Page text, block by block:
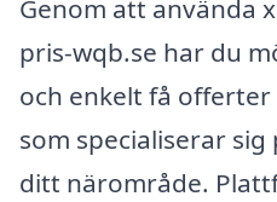
Genom att använda
pris-wqb.se har du
och enkelt få
som specialiserar
ditt närområde.